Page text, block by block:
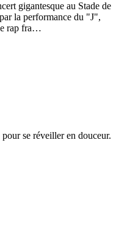
gigantesque au Stade de
la performance du "J",
rap fra…
se réveiller en douceur.